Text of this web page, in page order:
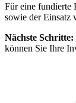
Für eine fundierte
sowie der Einsatz
Nächste Schritte:
können Sie Ihre